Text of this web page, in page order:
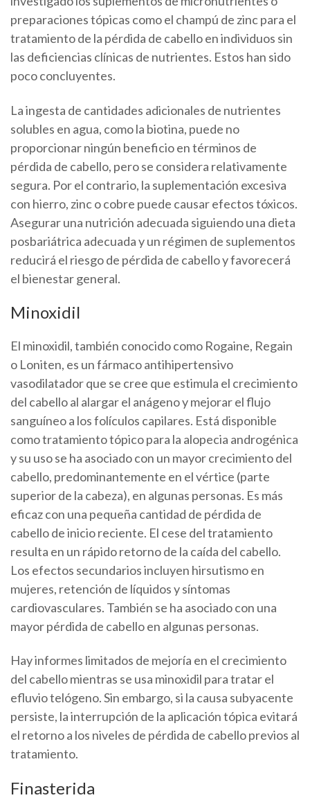
preparaciones tópicas como el champú de zinc para el
tratamiento de la pérdida de cabello en individuos sin
las deficiencias clínicas de nutrientes. Estos han sido
poco concluyentes.
La ingesta de cantidades adicionales de nutrientes
solubles en agua, como la biotina, puede no
proporcionar ningún beneficio en términos de
pérdida de cabello, pero se considera relativamente
segura. Por el contrario, la suplementación excesiva
con hierro, zinc o cobre puede causar efectos tóxicos.
Asegurar una nutrición adecuada siguiendo una dieta
posbariátrica adecuada y un régimen de suplementos
reducirá el riesgo de pérdida de cabello y favorecerá
el bienestar general.
Minoxidil
El minoxidil, también conocido como Rogaine, Regain
o Loniten, es un fármaco antihipertensivo
vasodilatador que se cree que estimula el crecimiento
del cabello al alargar el anágeno y mejorar el flujo
sanguíneo a los folículos capilares. Está disponible
como tratamiento tópico para la alopecia androgénica
y su uso se ha asociado con un mayor crecimiento del
cabello, predominantemente en el vértice (parte
superior de la cabeza), en algunas personas. Es más
eficaz con una pequeña cantidad de pérdida de
cabello de inicio reciente. El cese del tratamiento
resulta en un rápido retorno de la caída del cabello.
Los efectos secundarios incluyen hirsutismo en
mujeres, retención de líquidos y síntomas
cardiovasculares. También se ha asociado con una
mayor pérdida de cabello en algunas personas.
Hay informes limitados de mejoría en el crecimiento
del cabello mientras se usa minoxidil para tratar el
efluvio telógeno. Sin embargo, si la causa subyacente
persiste, la interrupción de la aplicación tópica evitará
el retorno a los niveles de pérdida de cabello previos al
tratamiento.
Finasterida